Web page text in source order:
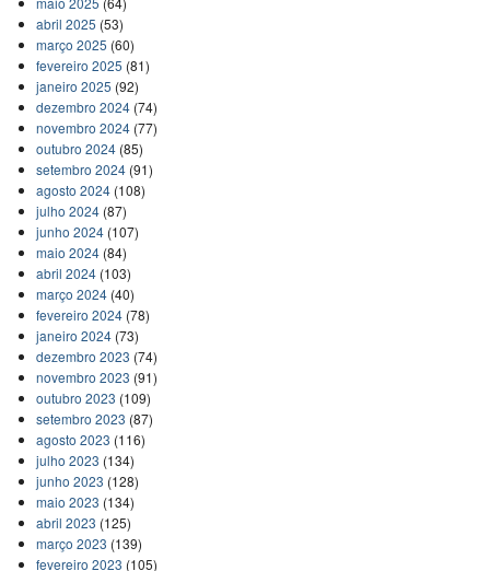
abril 2025 (53)
março 2025 (60)
fevereiro 2025 (81)
janeiro 2025 (92)
dezembro 2024(74)
novembro 2024(77)
outubro 2024(85)
setembro 2024(91)
agosto 2024(108)
julho 2024(87)
junho 2024(107)
maio 2024(84)
abril 2024(103)
março 2024(40)
fevereiro 2024(78)
janeiro 2024(73)
dezembro 2023 (74)
novembro 2023 (91)
outubro 2023 (109)
setembro 2023 (87)
agosto 2023 (116)
julho 2023 (134)
junho 2023 (128)
maio 2023 (134)
abril 2023 (125)
março 2023 (139)
fevereiro 2023 (105)